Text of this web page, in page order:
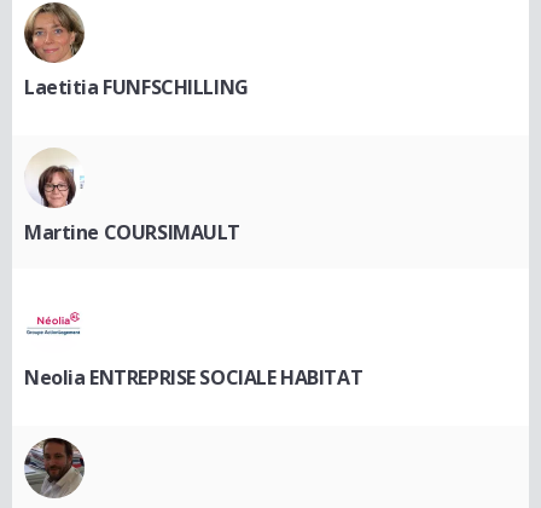
Laetitia FUNFSCHILLING
Martine COURSIMAULT
Neolia ENTREPRISE SOCIALE HABITAT